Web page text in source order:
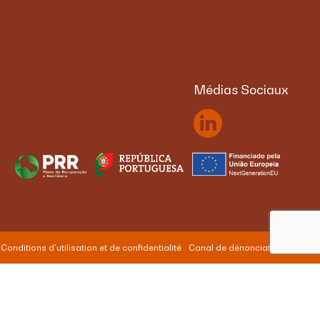
Médias Sociaux
Conditions d'utilisation et de confidentialité Canal de dénonciation